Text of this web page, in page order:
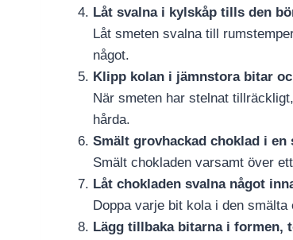
Låt svalna i kylskåp tills den
Låt smeten svalna till
något.
Klipp kolan i jämnstora bitar
När smeten har stelnat
hårda.
Smält grovhackad choklad i en
Smält chokladen varsamt över
Låt chokladen svalna något
Doppa varje bit kola i den
Lägg tillbaka bitarna i formen,